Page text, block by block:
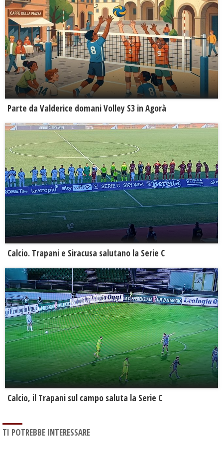
Parte da Valderice domani Volley S3 in Agorà
Calcio. Trapani e Siracusa salutano la Serie C
Calcio, il Trapani sul campo saluta la Serie C
TI POTREBBE INTERESSARE